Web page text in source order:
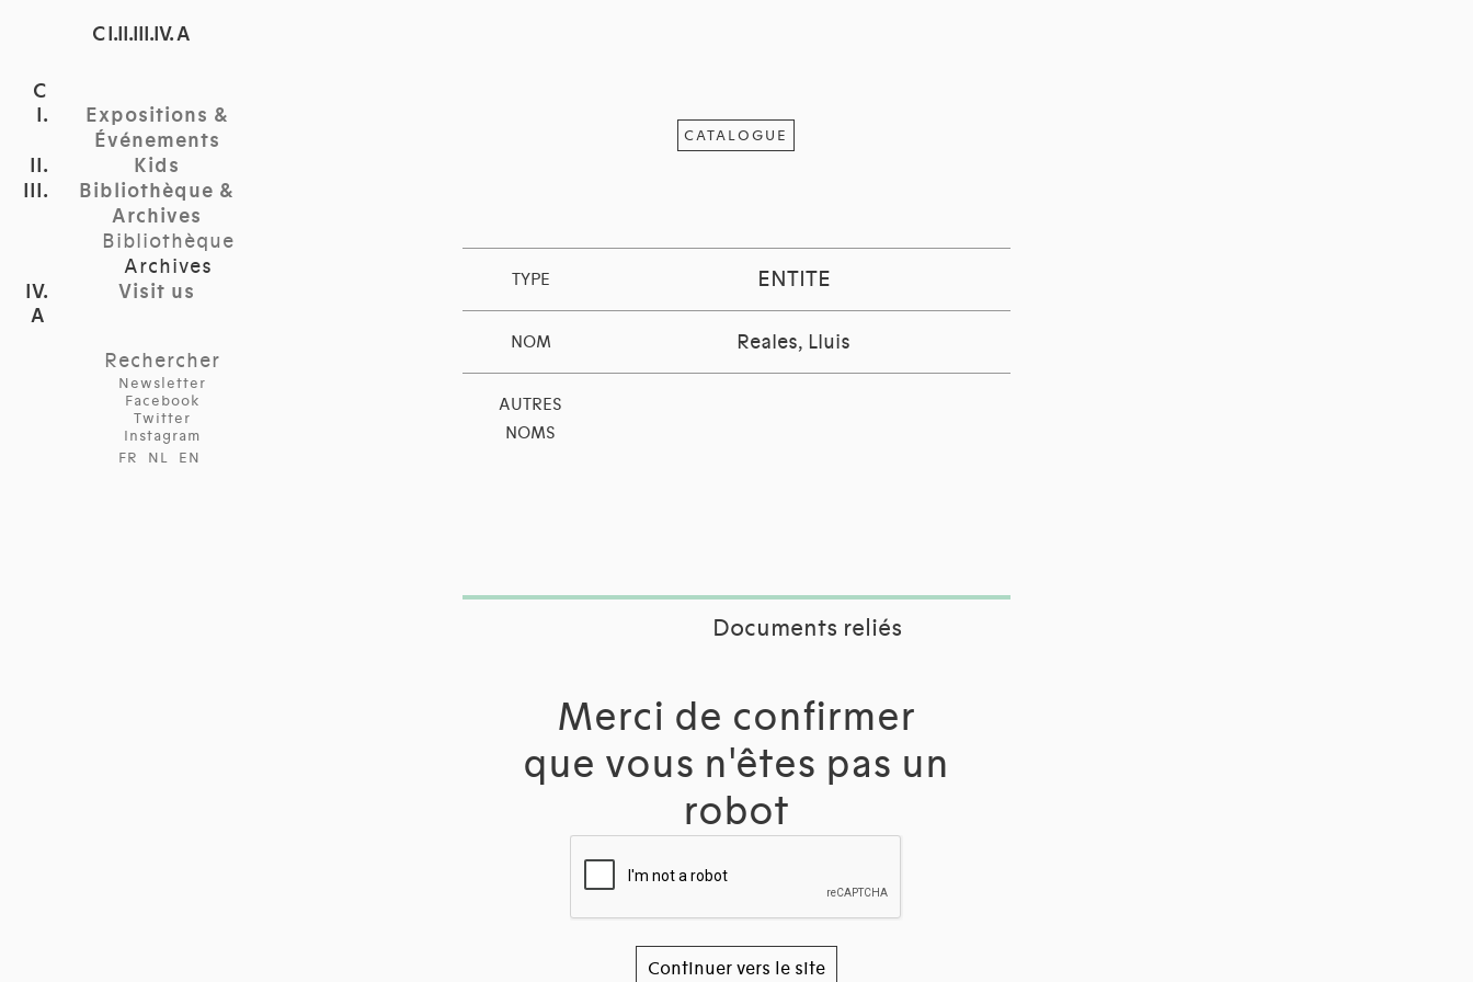
C I.II.III.IV. A
Expositions &
Événements
Kids
Bibliothèque &
Archives
Bibliothèque
Archives
Visit us
Rechercher
Newsletter
Facebook
Twitter
Instagram
FR
NL EN
CATALOGUE
TYPE ENTITE
NOM Reales, Lluis
AUTRES
NOMS
Documents reliés
Merci de confirmer
que vous n'êtes pas un
robot
Continuer vers le site